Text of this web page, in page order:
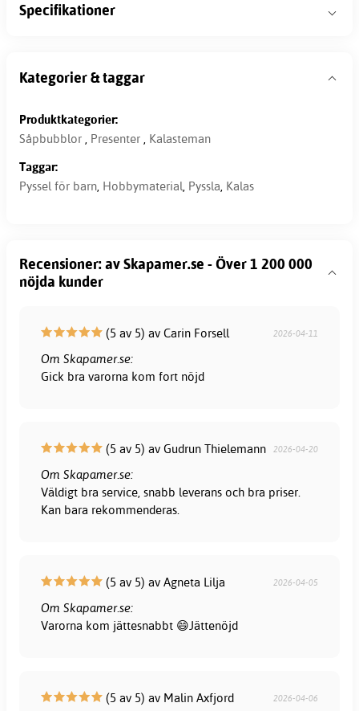
Specifikationer
Kategorier & taggar
Produktkategorier:
Såpbubblor , Presenter , Kalasteman
Taggar:
Pyssel för barn, Hobbymaterial, Pyssla, Kalas
Recensioner: av Skapamer.se - Över 1 200 000
nöjda kunder
(5 av 5) av Carin Forsell 2026-04-11
Om Skapamer.se:
Gick bra varorna kom fort nöjd
(5 av 5) av Gudrun Thielemann 2026-04-20
Om Skapamer.se:
Väldigt bra service, snabb leverans och bra priser.
Kan bara rekommenderas.
(5 av 5) av Agneta Lilja 2026-04-05
Om Skapamer.se:
Varorna kom jättesnabbt 😄Jättenöjd
(5 av 5) av Malin Axfjord 2026-04-06